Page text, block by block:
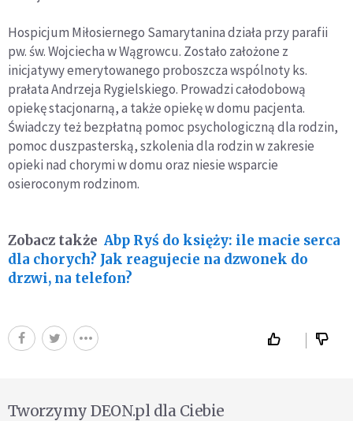
Hospicjum Miłosiernego Samarytanina działa przy parafii
pw. św. Wojciecha w Wągrowcu. Zostało założone z
inicjatywy emerytowanego proboszcza wspólnoty ks.
prałata Andrzeja Rygielskiego. Prowadzi całodobową
opiekę stacjonarną, a także opiekę w domu pacjenta.
Świadczy też bezpłatną pomoc psychologiczną dla rodzin,
pomoc duszpasterską, szkolenia dla rodzin w zakresie
opieki nad chorymi w domu oraz niesie wsparcie
osieroconym rodzinom.
Zobacz także Abp Ryś do księży: ile macie serca
dla chorych? Jak reagujecie na dzwonek do
drzwi, na telefon?
Tworzymy DEON.pl dla Ciebie